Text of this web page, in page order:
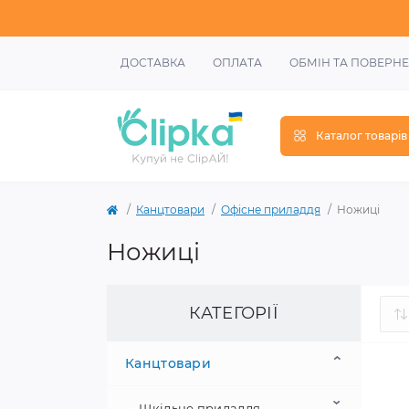
ДОСТАВКА ОПЛАТА ОБМІН ТА
Каталог товарів
Канцтовари Офісне приладдя Ножиці
Ножиці
КАТЕГОРІЇ
Канцтовари